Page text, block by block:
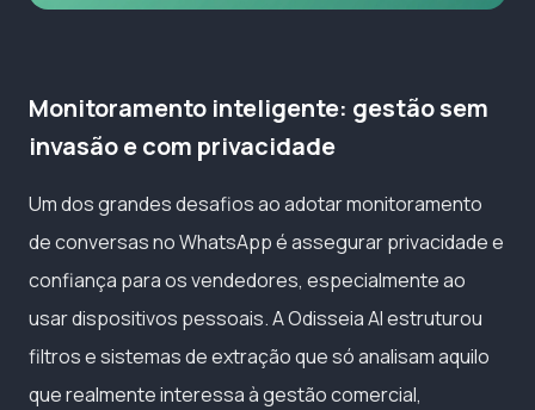
Monitoramento inteligente: gestão sem
invasão e com privacidade
Um dos grandes desafios ao adotar monitoramento
de conversas no WhatsApp é assegurar privacidade e
confiança para os vendedores, especialmente ao
usar dispositivos pessoais. A Odisseia AI estruturou
filtros e sistemas de extração que só analisam aquilo
que realmente interessa à gestão comercial,